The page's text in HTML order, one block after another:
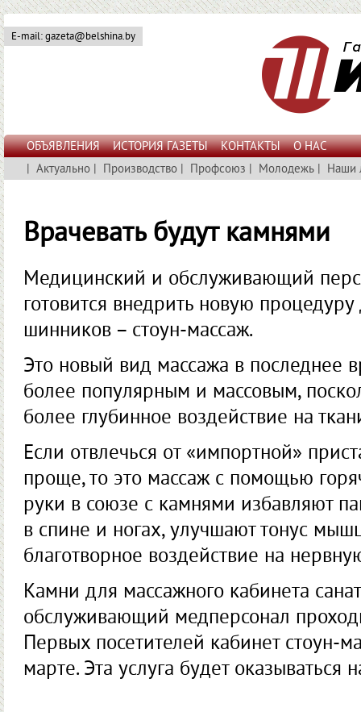
E-mail: gazeta@belshina.by
ОБЪЯВЛЕНИЯ ИСТОРИЯ ГАЗЕТЫ КОНТАКТЫ
О НАС
| Актуально | Производство | Профсоюз | Молодежь | Наши
Врачевать будут камнями
Медицинский и обслуживающий
готовится внедрить новую
шинников – стоун-массаж.
Это новый вид массажа в последнее
более популярным и массовым,
более глубинное воздействие на
Если отвлечься от «импортной»
проще, то это массаж с помощью
руки в союзе с камнями избавляют
в спине и ногах, улучшают тонус
благотворное воздействие на
Камни для массажного кабинета
обслуживающий медперсонал
Первых посетителей кабинет стоун-
марте. Эта услуга будет оказываться